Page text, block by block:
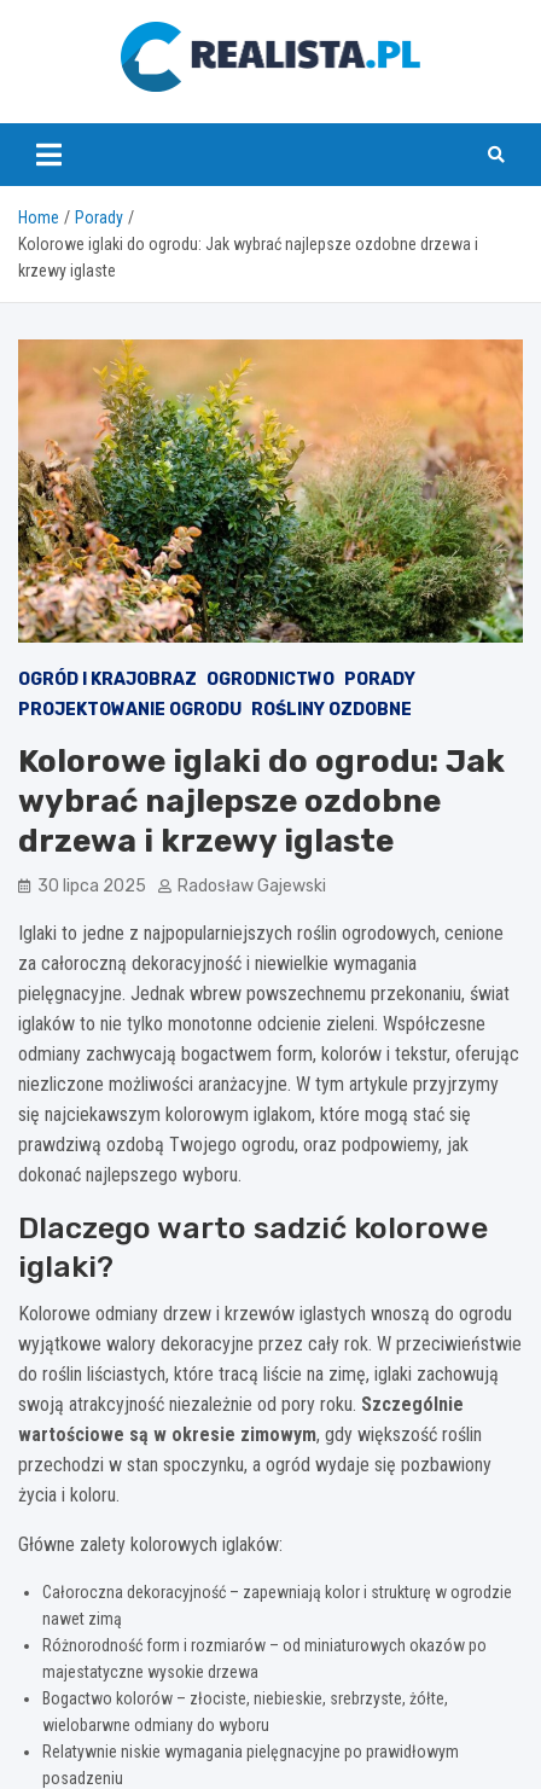
realista.pl
Home
Porady
Kolorowe iglaki do ogrodu: Jak wybrać najlepsze ozdobne drzewa i
krzewy iglaste
OGRÓD I KRAJOBRAZ OGRODNICTWO
PORADY
PROJEKTOWANIE OGRODU
ROŚLINY OZDOBNE
Kolorowe iglaki do ogrodu: Jak
wybrać najlepsze ozdobne
drzewa i krzewy iglaste
30 lipca 2025 Radosław Gajewski
Iglaki to jedne z najpopularniejszych roślin ogrodowych, cenione
za całoroczną dekoracyjność i niewielkie wymagania
pielęgnacyjne. Jednak wbrew powszechnemu przekonaniu, świat
iglaków to nie tylko monotonne odcienie zieleni. Współczesne
odmiany zachwycają bogactwem form, kolorów i tekstur, oferując
niezliczone możliwości aranżacyjne. W tym artykule przyjrzymy
się najciekawszym kolorowym iglakom, które mogą stać się
prawdziwą ozdobą Twojego ogrodu, oraz podpowiemy, jak
dokonać najlepszego wyboru.
Dlaczego warto sadzić kolorowe
iglaki?
Kolorowe odmiany drzew i krzewów iglastych wnoszą do ogrodu
wyjątkowe walory dekoracyjne przez cały rok. W przeciwieństwie
do roślin liściastych, które tracą liście na zimę, iglaki zachowują
swoją atrakcyjność niezależnie od pory roku. Szczególnie
wartościowe są w okresie zimowym, gdy większość roślin
przechodzi w stan spoczynku, a ogród wydaje się pozbawiony
życia i koloru.
Główne zalety kolorowych iglaków:
Całoroczna dekoracyjność – zapewniają kolor i strukturę w ogrodzie
nawet zimą
Różnorodność form i rozmiarów – od miniaturowych okazów po
majestatyczne wysokie drzewa
Bogactwo kolorów – złociste, niebieskie, srebrzyste, żółte,
wielobarwne odmiany do wyboru
Relatywnie niskie wymagania pielęgnacyjne po prawidłowym
posadzeniu